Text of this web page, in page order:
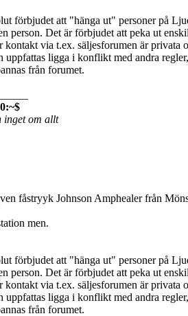
förbjudet att "hänga ut" personer på
person. Det är förbjudet att peka ut
kontakt via t.ex. säljesforumen är
uppfattas ligga i konflikt med andra
från forumet.
inget om allt
fåstryyk Johnson Amphealer från
men.
förbjudet att "hänga ut" personer på
person. Det är förbjudet att peka ut
kontakt via t.ex. säljesforumen är
uppfattas ligga i konflikt med andra
från forumet.